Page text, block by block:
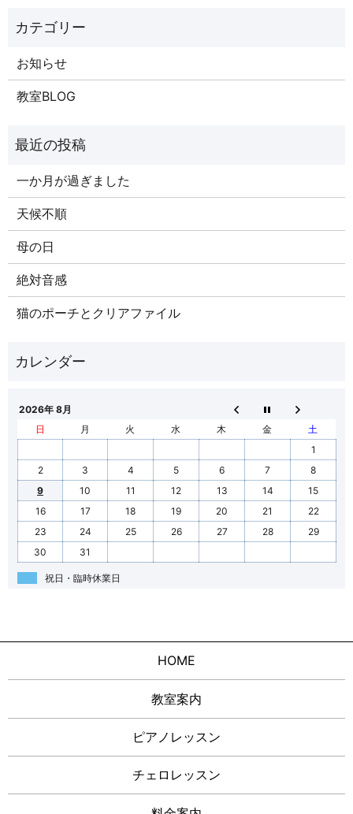
お知らせ
教室BLOG
一か月が過ぎました
天候不順
母の日
絶対音感
猫のポーチとクリアファイル
2026年 8月
日
月 火 水 木 金
土
1
2
3 4 5 6 7
8
9
10 11 12 13 14
15
16
17 18 19 20 21
22
23
24 25 26 27 28
29
30
31
祝日・臨時休業日
HOME
教室案内
ピアノレッスン
チェロレッスン